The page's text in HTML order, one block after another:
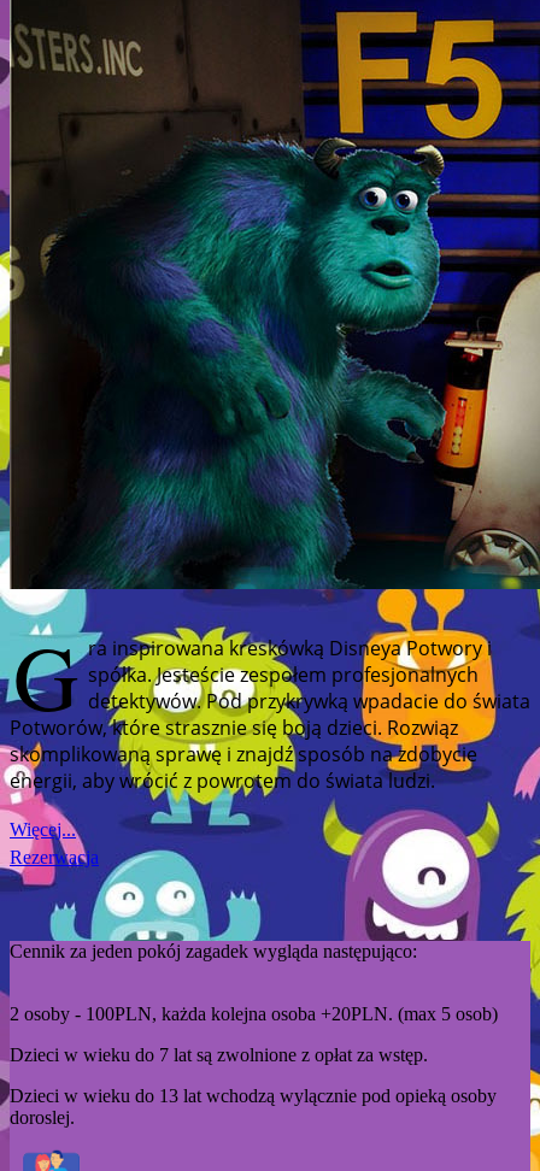
G ra inspirowana kreskówką Disneya Potwory i
spółka. Jesteście zespołem profesjonalnych
detektywów. Pod przykrywką wpadacie do świata
Potworów, które strasznie się boją dzieci. Rozwiąz
skomplikowaną sprawę i znajdź sposób na zdobycie
energii, aby wrócić z powrotem do świata ludzi.
Więcej...
Rezerwacja
Cennik za jeden pokój zagadek wygląda następująco:
2 osoby - 100PLN, każda kolejna osoba +20PLN. (max 5 osob)
Dzieci w wieku do 7 lat są zwolnione z opłat za wstęp.
Dzieci w wieku do 13 lat wchodzą wylącznie pod opieką osoby
doroslej.